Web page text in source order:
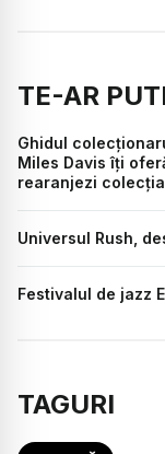
TE-AR
Ghidul
Miles Davis îți
rearanjezi colecția
Universul Rush,
Festivalul de jazz
TAGURI